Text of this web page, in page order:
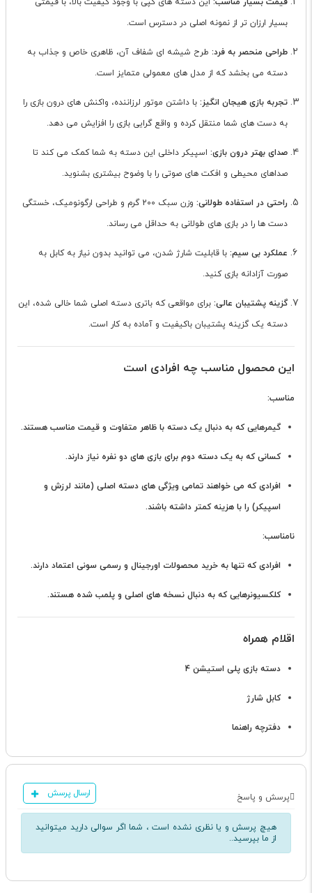
بسیار ارزان تر از نمونه اصلی در دسترس است.
طراحی منحصر به فرد: طرح شیشه ای شفاف آن، ظاهری خاص و جذاب به
دسته می بخشد که از مدل های معمولی متمایز است.
تجربه بازی هیجان انگیز: با داشتن موتور لرزاننده، واکنش های درون بازی را
به دست های شما منتقل کرده و واقع گرایی بازی را افزایش می دهد.
صدای بهتر درون بازی: اسپیکر داخلی این دسته به شما کمک می کند تا
صداهای محیطی و افکت های صوتی را با وضوح بیشتری بشنوید.
راحتی در استفاده طولانی:
وزن سبک 200 گرم و طراحی ارگونومیک، خستگی
دست ها را در بازی های طولانی به حداقل می رساند.
عملکرد بی سیم: با قابلیت شارژ شدن، می توانید بدون نیاز به کابل به
صورت آزادانه بازی کنید.
گزینه پشتیبان عالی: برای مواقعی که باتری دسته اصلی شما خالی شده، این
دسته یک گزینه پشتیبان باکیفیت و آماده به کار است.
این محصول مناسب چه افرادی است
مناسب:
گیمرهایی که به دنبال یک دسته با ظاهر متفاوت و قیمت مناسب هستند.
کسانی که به یک دسته دوم برای بازی های دو نفره نیاز دارند.
افرادی که می خواهند تمامی ویژگی های دسته اصلی (مانند لرزش و
اسپیکر) را با هزینه کمتر داشته باشند.
نامناسب:
افرادی که تنها به خرید محصولات اورجینال و رسمی سونی اعتماد دارند.
کلکسیونرهایی که به دنبال نسخه های اصلی و پلمب شده هستند.
اقلام همراه
دسته بازی پلی استیشن 4
کابل شارژ
دفترچه راهنما
پرسش و پاسخ ارسال پرسش
هیچ پرسش و یا نظری نشده است ، شما اگر سوالی دارید میتوانید
از ما بپرسید..